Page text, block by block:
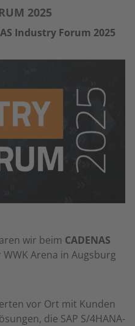
2025
Industry Forum 2025
wir beim CADENAS
WWK Arena in Augsburg
vor Ort mit Kunden
die SAP S/4HANA-